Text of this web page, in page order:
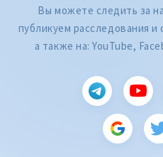
Вы можете следить за
публикуем расследования
а также на: YouTube,